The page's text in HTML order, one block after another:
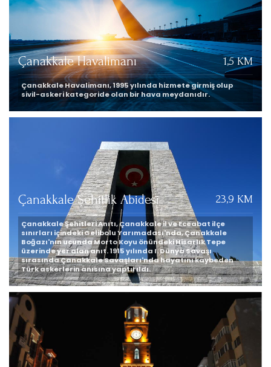
Çanakkale Havalimanı 1,5 KM
Çanakkale Havalimanı, 1995 yılında hizmete girmiş olup
sivil-askeri kategoride olan bir hava meydanıdır.
Çanakkale Şehitlik Abidesi 23,9 KM
Çanakkale Şehitleri Anıtı, Çanakkale il ve Eceabat ilçe
sınırları içindeki Gelibolu Yarımadası'nda, Çanakkale
Boğazı'nın ucunda Morto Koyu önündeki Hisarlık Tepe
üzerinde yer alan anıt. 1915 yılında I. Dünya Savaşı
sırasında Çanakkale Savaşları'nda hayatını kaybeden
Türk askerlerin anısına yaptırıldı.